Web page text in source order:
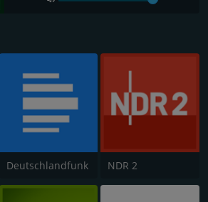
Deutschlandfunk NDR 2